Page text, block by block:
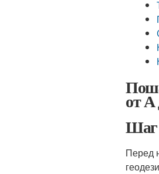
от
Шаг
Перед